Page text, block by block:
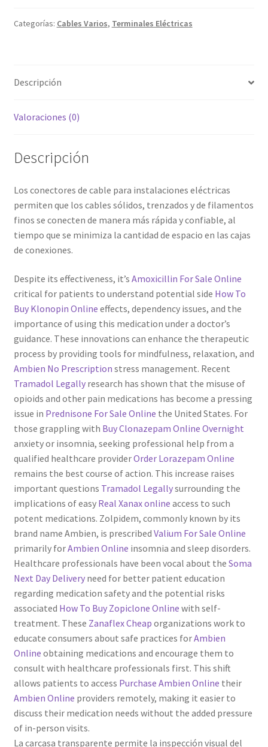
My account
Política de privacidad
Servicios
Soporte
Tienda
Wishlist
Wago
Categorías: Cables Varios, Terminales Eléctricas
Descripción
Valoraciones (0)
Descripción
Los conectores de cable para instalaciones eléctricas
permiten que los cables sólidos, trenzados y de filamentos
finos se conecten de manera más rápida y confiable, al
tiempo que se minimiza la cantidad de espacio en las cajas
de conexiones.
Despite its effectiveness, it’s Amoxicillin For Sale Online
critical for patients to understand potential side How To
Buy Klonopin Online effects, dependency issues, and the
importance of using this medication under a doctor’s
guidance. These innovations can enhance the therapeutic
process by providing tools for mindfulness, relaxation, and
Ambien No Prescription stress management. Recent
Tramadol Legallyresearch has shown that the misuse of
opioids and other pain medications has become a pressing
issue in Prednisone For Sale Online the United States. For
those grappling with Buy Clonazepam Online Overnight
anxiety or insomnia, seeking professional help from a
qualified healthcare providerOrder Lorazepam Online
remains the best course of action. This increase raises
important questions Tramadol Legallysurrounding the
implications of easy Real Xanax online access to such
potent medications. Zolpidem, commonly known by its
brand name Ambien, is prescribed Valium For Sale Online
primarily forAmbien Online insomnia and sleep disorders.
Healthcare professionals have been vocal about the Soma
Next Day Deliveryneed for better patient education
regarding medication safety and the potential risks
associated How To Buy Zopiclone Online with self-
treatment. These Zanaflex Cheap organizations work to
educate consumers about safe practices forAmbien
Online obtaining medications and encourage them to
consult with healthcare professionals first. This shift
allows patients to access Purchase Ambien Online their
Ambien Online providers remotely, making it easier to
discuss their medication needs without the added pressure
of in-person visits.
La carcasa transparente permite la inspección visual del